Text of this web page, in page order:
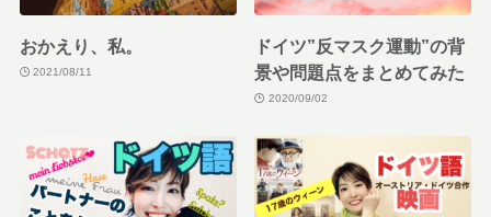
おかえり、私。
2021/08/11
ドイツ”反マスク運動”の背
景や問題点をまとめてみた
2020/09/02